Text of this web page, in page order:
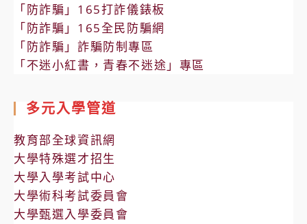
「防詐騙」165打詐儀錶板
「防詐騙」165全民防騙網
「防詐騙」詐騙防制專區
「不迷小紅書，青春不迷途」專區
多元入學管道
教育部全球資訊網
大學特殊選才招生
大學入學考試中心
大學術科考試委員會
大學甄選入學委員會